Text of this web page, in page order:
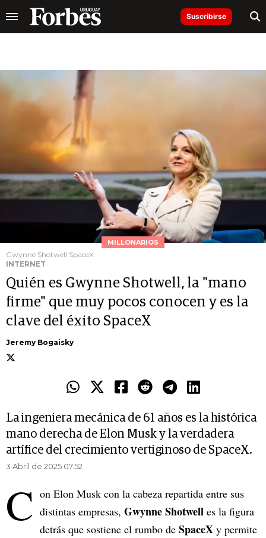
Suscribirse
MILLONARIOS
Gwynne Shotwell SpaceX
INTERNET
Quién es Gwynne Shotwell, la "mano
firme" que muy pocos conocen y es la
clave del éxito SpaceX
Jeremy Bogaisky
La ingeniera mecánica de 61 años es la histórica
mano derecha de Elon Musk y la verdadera
artífice del crecimiento vertiginoso de SpaceX.
3 Abril de 2025 07.52
C on Elon Musk con la cabeza repartida entre sus
distintas empresas, Gwynne Shotwell es la figura
detrás que sostiene el rumbo de SpaceX y permite